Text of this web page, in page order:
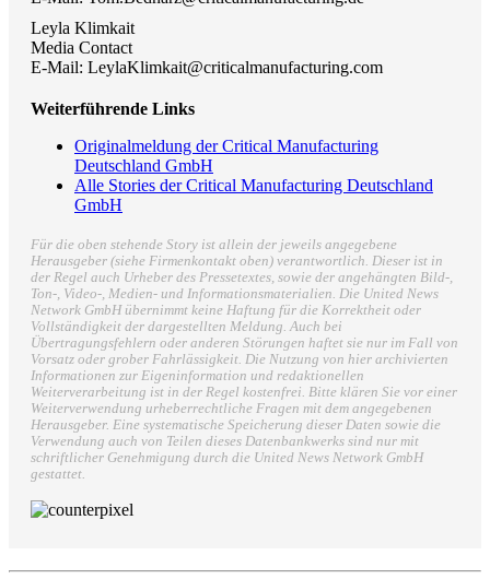
Leyla Klimkait
Media Contact
E-Mail: LeylaKlimkait@criticalmanufacturing.com
Weiterführende Links
Originalmeldung der Critical Manufacturing
Deutschland GmbH
Alle Stories der Critical Manufacturing Deutschland
GmbH
Für die oben stehende Story ist allein der jeweils angegebene
Herausgeber (siehe Firmenkontakt oben) verantwortlich. Dieser ist in
der Regel auch Urheber des Pressetextes, sowie der angehängten Bild-,
Ton-, Video-, Medien- und Informationsmaterialien. Die United News
Network GmbH übernimmt keine Haftung für die Korrektheit oder
Vollständigkeit der dargestellten Meldung. Auch bei
Übertragungsfehlern oder anderen Störungen haftet sie nur im Fall von
Vorsatz oder grober Fahrlässigkeit. Die Nutzung von hier archivierten
Informationen zur Eigeninformation und redaktionellen
Weiterverarbeitung ist in der Regel kostenfrei. Bitte klären Sie vor einer
Weiterverwendung urheberrechtliche Fragen mit dem angegebenen
Herausgeber. Eine systematische Speicherung dieser Daten sowie die
Verwendung auch von Teilen dieses Datenbankwerks sind nur mit
schriftlicher Genehmigung durch die United News Network GmbH
gestattet.